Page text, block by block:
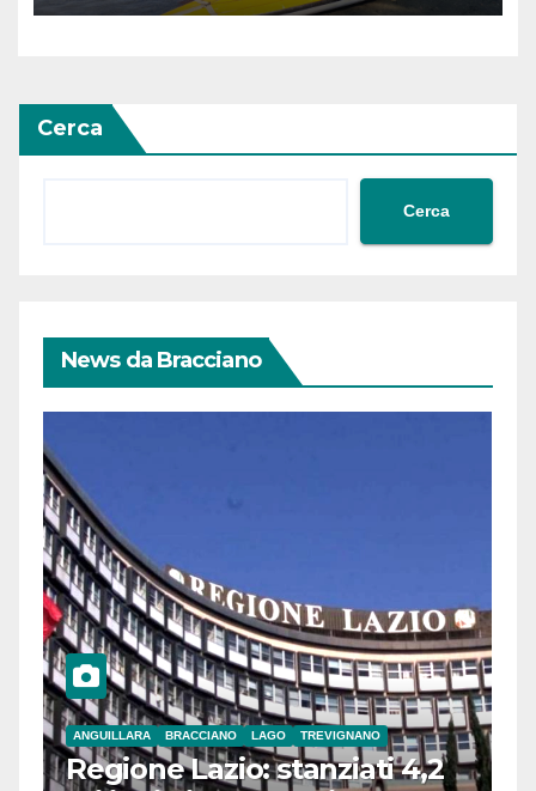
Cerca
Cerca
News da Bracciano
ANGUILLARA BRACCIANO LAGO TREVIGNANO
Regione Lazio: stanziati 4,2